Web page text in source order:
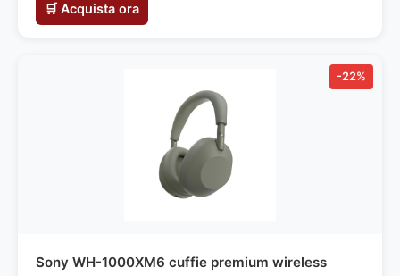
🛒 Acquista ora
-22%
Sony WH-1000XM6 cuffie premium wireless